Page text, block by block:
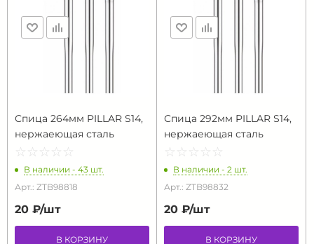
Спица 264мм PILLAR S14,
нержаеющая сталь
☆ ☆ ☆ ☆ ☆
★ ★ ★ ★ ★
В наличии - 43 шт.
Арт.: ZTB98818
20 ₽/шт
В КОРЗИНУ
Спица 292мм PILLAR S14,
нержаеющая сталь
☆ ☆ ☆ ☆ ☆
★ ★ ★ ★ ★
В наличии - 2 шт.
Арт.: ZTB98832
20 ₽/шт
В КОРЗИНУ